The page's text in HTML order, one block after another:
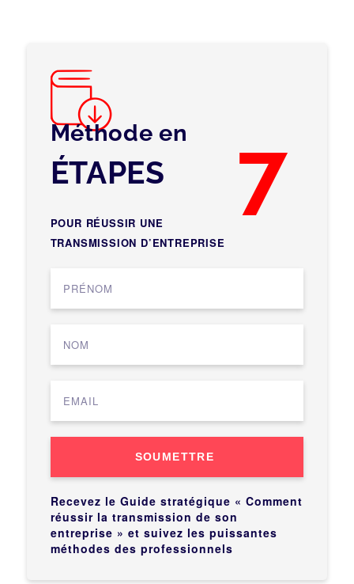
Méthode en 7
ÉTAPES
POUR RÉUSSIR UNE
TRANSMISSION D’ENTREPRISE
SOUMETTRE
Recevez le Guide stratégique « Comment
réussir la transmission de son
entreprise » et suivez les puissantes
méthodes des professionnels